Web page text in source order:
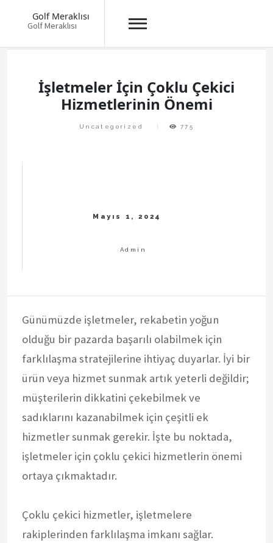
Golf Meraklısı
Golf Meraklısı
İşletmeler İçin Çoklu Çekici
Hizmetlerinin Önemi
Uncategorized 775
Günümüzde işletmeler, rekabetin yoğun
olduğu bir pazarda başarılı olabilmek için
farklılaşma stratejilerine ihtiyaç duyarlar. İyi bir
ürün veya hizmet sunmak artık yeterli değildir;
müşterilerin dikkatini çekebilmek ve
sadıklarını kazanabilmek için çeşitli ek
hizmetler sunmak gerekir. İşte bu noktada,
işletmeler için çoklu çekici hizmetlerin önemi
ortaya çıkmaktadır.
Çoklu çekici hizmetler, işletmelere
rakiplerinden farklılaşma imkanı sağlar.